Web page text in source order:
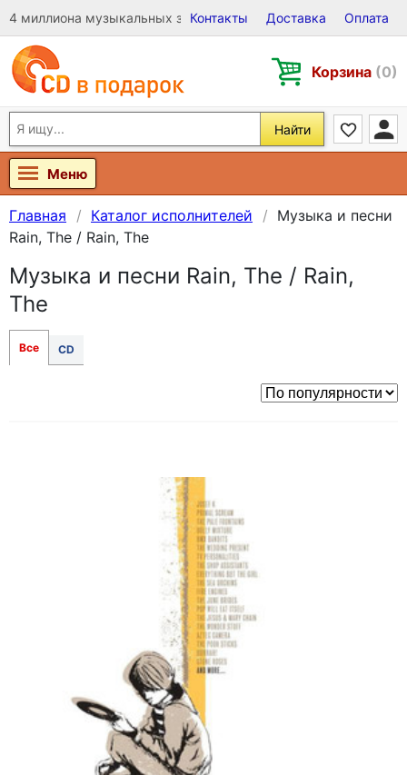
4 миллиона музыкальных записей на Виниле, CD и DVD
Контакты Доставка Оплата
Корзина (0)
Найти
Меню
Главная Каталог исполнителей
Музыка и песни
Rain, The / Rain, The
Музыка и песни Rain, The / Rain,
The
Все CD